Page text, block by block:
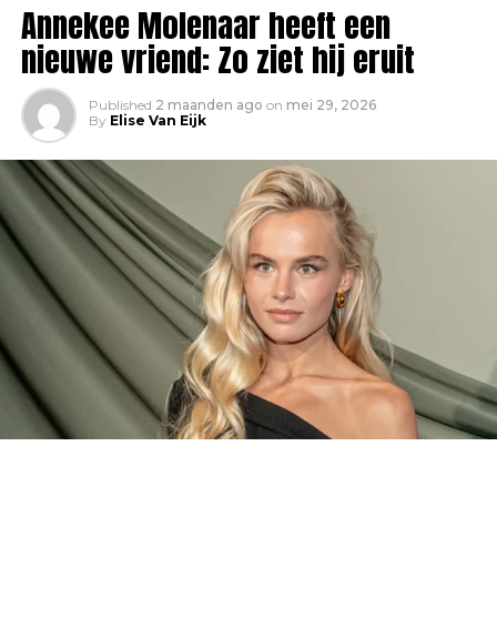
Annekee Molenaar heeft een
nieuwe vriend: Zo ziet hij eruit
Published 2 maanden ago on mei 29, 2026
By Elise Van Eijk